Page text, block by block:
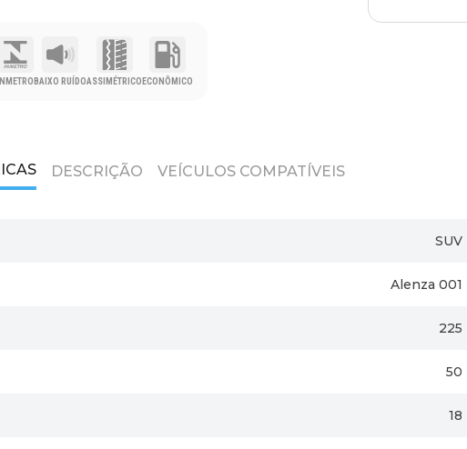
INMETRO BAIXO RUÍDOASSIMÉTRICO ECONÔMICO
DESCRIÇÃO VEÍCULOS COMPATÍVEIS
SUV
Alenza 001
225
50
18